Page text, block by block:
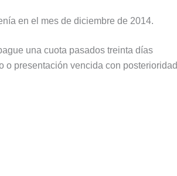
en el mes de diciembre de 2014.
una cuota pasados treinta días
o presentación vencida con posterioridad